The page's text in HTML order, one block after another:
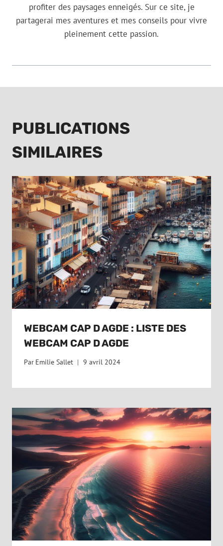
profiter des paysages enneigés. Sur ce site, je
partagerai mes aventures et mes conseils pour vivre
pleinement cette passion.
PUBLICATIONS
SIMILAIRES
WEBCAM CAP D AGDE : LISTE DES
WEBCAM CAP D AGDE
Par Emilie Sallet 9 avril 2024